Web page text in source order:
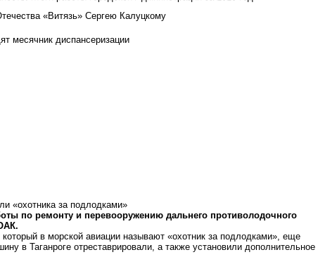
«Витязь» Сергею Калуцкому
месячник диспансеризации
«охотника за подлодками»
по ремонту и перевооружению дальнего противолодочного
в морской авиации называют «охотник за подлодками», еще
в Таганроге отреставрировали, а также установили дополнительное